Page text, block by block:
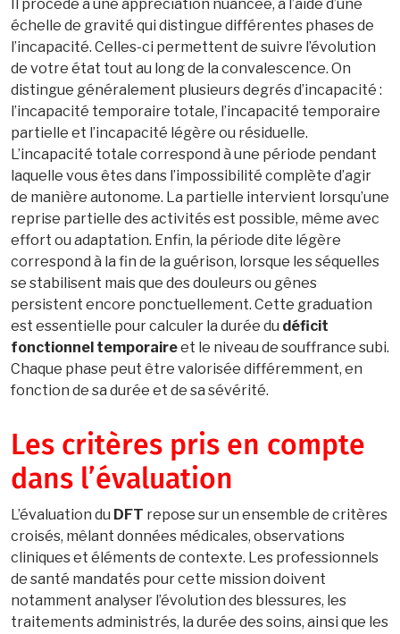
Il procède à une appréciation nuancée, à l’aide d’une
échelle de gravité qui distingue différentes phases de
l’incapacité. Celles-ci permettent de suivre l’évolution
de votre état tout au long de la convalescence. On
distingue généralement plusieurs degrés d’incapacité :
l’incapacité temporaire totale, l’incapacité temporaire
partielle et l’incapacité légère ou résiduelle.
L’incapacité totale correspond à une période pendant
laquelle vous êtes dans l’impossibilité complète d’agir
de manière autonome. La partielle intervient lorsqu’une
reprise partielle des activités est possible, même avec
effort ou adaptation. Enfin, la période dite légère
correspond à la fin de la guérison, lorsque les séquelles
se stabilisent mais que des douleurs ou gênes
persistent encore ponctuellement. Cette graduation
est essentielle pour calculer la durée du déficit
fonctionnel temporaireet le niveau de souffrance subi.
Chaque phase peut être valorisée différemment, en
fonction de sa durée et de sa sévérité.
Les critères pris en compte
dans l’évaluation
L’évaluation du DFT repose sur un ensemble de critères
croisés, mêlant données médicales, observations
cliniques et éléments de contexte. Les professionnels
de santé mandatés pour cette mission doivent
notamment analyser l’évolution des blessures, les
traitements administrés, la durée des soins, ainsi que les